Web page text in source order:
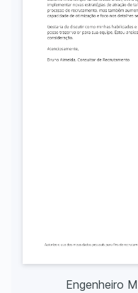
Engenheiro